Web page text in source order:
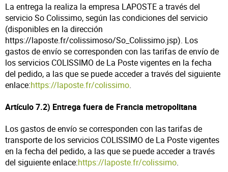
La entrega la realiza la empresa LAPOSTE a través del
servicio So Colissimo, según las condiciones del servicio
(disponibles en la dirección
https://laposte.fr/colissimoso/So_Colissimo.jsp). Los
gastos de envío se corresponden con las tarifas de envío de
los servicios COLISSIMO de La Poste vigentes en la fecha
del pedido, a las que se puede acceder a través del siguiente
enlace:https://laposte.fr/colissimo.
Artículo 7.2) Entrega fuera de Francia metropolitana
Los gastos de envío se corresponden con las tarifas de
transporte de los servicios COLISSIMO de La Poste vigentes
en la fecha del pedido, a las que se puede acceder a través
del siguiente enlace:https://laposte.fr/colissimo.